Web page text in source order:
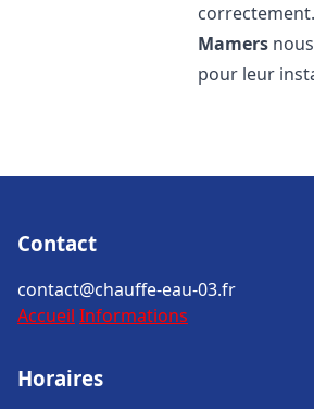
Mamers
pour leur
Contact
contact@chauffe-eau-03.fr
Accueil Informations
Horaires